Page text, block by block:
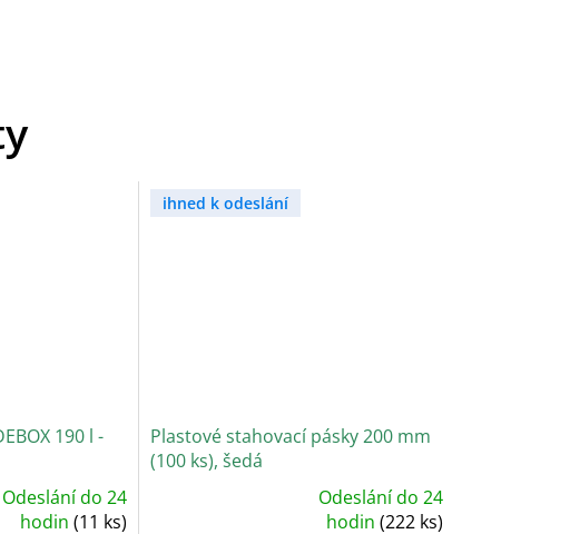
190 l -
Odeslání do 24
hodin (11 ks)
ihned k odeslání
Plastové stahovací pásky 200 mm
(100 ks), šedá
Odeslání do 24
hodin(222 ks)